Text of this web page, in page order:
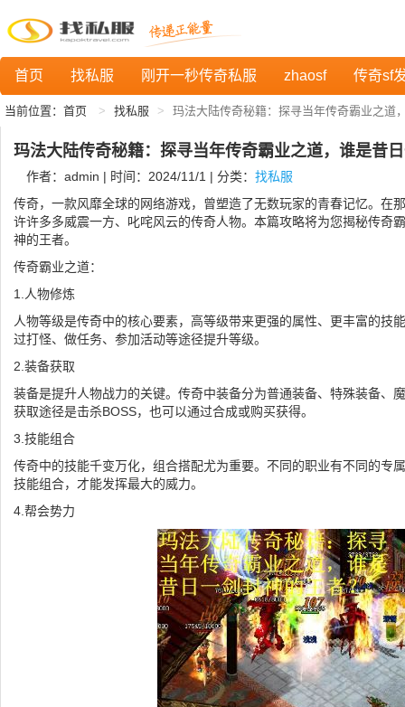
首页 找私服 刚开一秒传奇私服 zhaosf 传奇sf
当前位置： 首页 找私服 玛法大陆传奇秘籍：探寻当年传奇霸业之道
玛法大陆传奇秘籍：探寻当年传奇霸业之道，谁是昔
作者：admin | 时间：2024/11/1 | 分类： 找私服
传奇，一款风靡全球的网络游戏，曾塑造了无数玩家的青春记忆。在
许许多多威震一方、叱咤风云的传奇人物。本篇攻略将为您揭秘传奇
神的王者。
传奇霸业之道：
1.人物修炼
人物等级是传奇中的核心要素，高等级带来更强的属性、更丰富的技
过打怪、做任务、参加活动等途径提升等级。
2.装备获取
装备是提升人物战力的关键。传奇中装备分为普通装备、特殊装备、
获取途径是击杀BOSS，也可以通过合成或购买获得。
3.技能组合
传奇中的技能千变万化，组合搭配尤为重要。不同的职业有不同的专
技能组合，才能发挥最大的威力。
4.帮会势力